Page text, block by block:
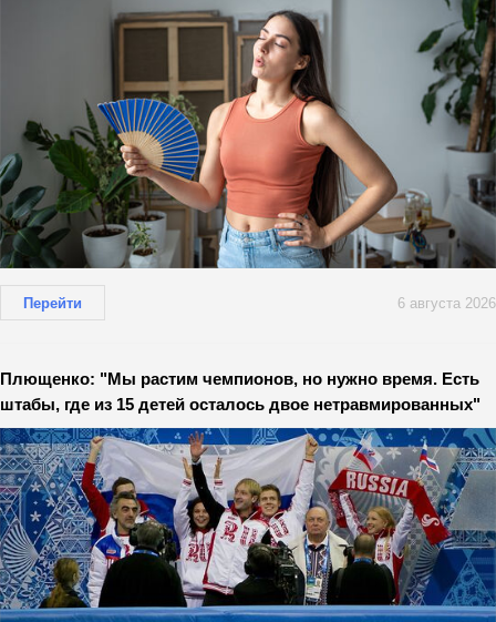
Перейти 6 августа 2026
Плющенко: "Мы растим чемпионов, но нужно время. Есть
штабы, где из 15 детей осталось двое нетравмированных"